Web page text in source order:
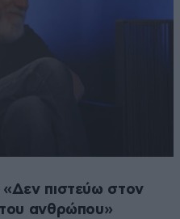
«Δεν πιστεύω στον
του ανθρώπου»